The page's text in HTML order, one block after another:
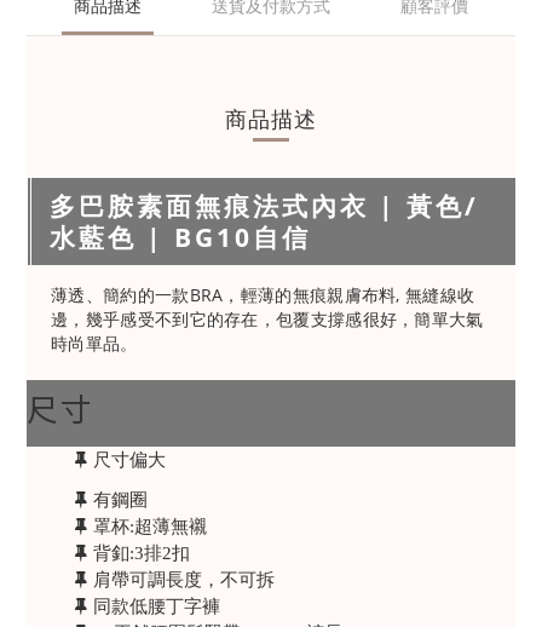
商品描述 送貨及付款方式 顧客評價
商品描述
多巴胺素面無痕法式內衣 | 黃色/
水藍色 | BG10自信
薄透、簡約的一款BRA，輕薄的無痕親膚布料, 無縫線收
邊，幾乎感受不到它的存在，包覆支撐感很好，簡單大氣
時尚單品。
尺寸
尺寸偏大
有鋼圈
罩杯:超薄無襯
背釦:3排2扣
肩帶可調長度，不可拆
同款低腰丁字褲